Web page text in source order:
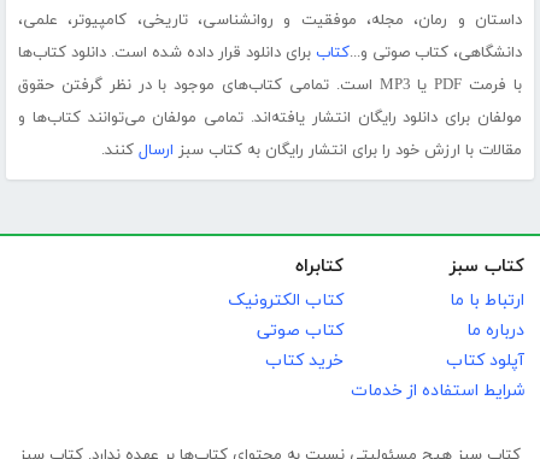
داستان و رمان، مجله، موفقیت و روانشناسی، تاریخی، کامپیوتر، علمی،
دانشگاهی، کتاب صوتی و...کتاب برای دانلود قرار داده شده است. دانلود کتاب‌ها
با فرمت PDF یا MP3 است. تمامی کتاب‌های موجود با در نظر گرفتن حقوق
مولفان برای دانلود رایگان انتشار یافته‌اند. تمامی مولفان می‌توانند کتاب‌ها و
مقالات با ارزش خود را برای انتشار رایگان به کتاب سبز ارسال کنند.
کتاب سبز
ارتباط با ما
درباره ما
آپلود کتاب
شرایط استفاده از خدمات
کتابراه
کتاب الکترونیک
کتاب صوتی
خرید کتاب